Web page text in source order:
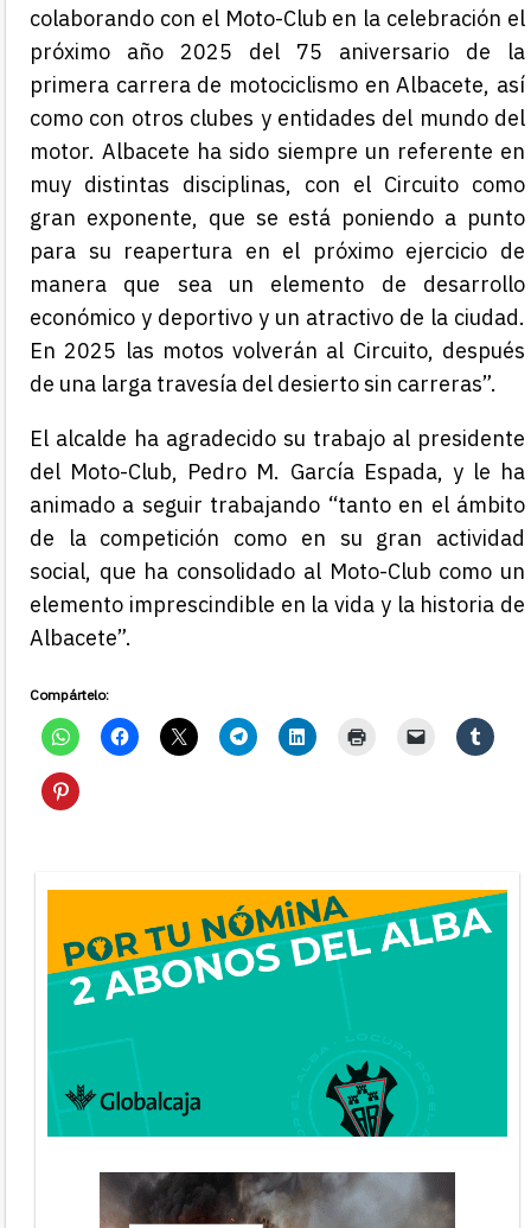
colaborando con el Moto-Club en la celebración el
próximo año 2025 del 75 aniversario de la
primera carrera de motociclismo en Albacete, así
como con otros clubes y entidades del mundo del
motor. Albacete ha sido siempre un referente en
muy distintas disciplinas, con el Circuito como
gran exponente, que se está poniendo a punto
para su reapertura en el próximo ejercicio de
manera que sea un elemento de desarrollo
económico y deportivo y un atractivo de la ciudad.
En 2025 las motos volverán al Circuito, después
de una larga travesía del desierto sin carreras”.
El alcalde ha agradecido su trabajo al presidente
del Moto-Club, Pedro M. García Espada, y le ha
animado a seguir trabajando “tanto en el ámbito
de la competición como en su gran actividad
social, que ha consolidado al Moto-Club como un
elemento imprescindible en la vida y la historia de
Albacete”.
Compártelo: